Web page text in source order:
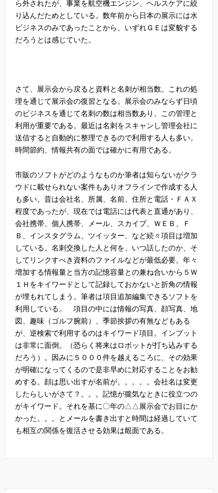
ら外されたが、事業を航空機エンジン、ヘルスケアに絞
り込んだためとしている。数年前から日本の展示には水
ビジネスのみであったことから、いずれＧＥは変貌する
だろうとは感じていた。
さて、展示会から戻ると資料と名刺が相当数。これの処
理を通じて展示会の復習となる。展示会のみならず日頃
のビジネスを通じて名刺の数は相当数あり、この管理と
利用が重要である。最近は名刺をスキャンし管理会社に
送信すると自動的に整理できるので利用する人も多い。
時間節約、情報共有の面では確かに有用である。
市販のソフトがどのようなものか筆者は知らないがクラ
ウドに載せられない案件もありオフラインで作成する人
も多い。昔は会社名、所属、名前、住所と電話・ＦＡＸ
程度であったが、現在では電話には代表と直通があり、
会社携帯、個人携帯、メール、スカイプ、ＷＥＢ、Ｆ
Ｂ、インスタグラム、ツイッター、など続々項目は増加
している。名刺交換した人と何を、いつ話したのか、そ
してリンクすべき資料のファイルなどが最低必要。年々
増加する情報量と当方の記憶容量との兼ね合いから５Ｗ
１Ｈをキイワードとして記録しておかないと折角の情報
が埋もれてしまう。筆者は項目追加編集できるソフトを
利用している。 項目の中には情報の写真、顔写真、地
図、趣味（ゴルフ腕前）、季節挨拶の有無などもある
が、逆検索で利用するのはキイワード項目。インプット
は非常に面倒。（恐らく将来はロボットが打ち込みする
だろう）。因みに５０００件を越えるころに、その効果
が明確になってくるので是非早めに対応することをお勧
めする。顔は思い出すが名前が。。。。。会社名は変更
したらしいがさて？。。。記憶が朧気なときに役立つの
がキイワード。それを基に〇年の△△展示会でお目にか
かった。。。とメールを書き出すと時間は経過していて
も相互の関係を復活させる効果は覿面である。